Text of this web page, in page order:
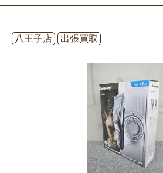
八王子店
出張買取